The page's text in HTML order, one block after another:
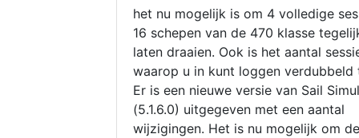
het nu mogelijk is om 4 volledige
16 schepen van de 470 klasse
laten draaien. Ook is het aantal
waarop u in kunt loggen verdubbeld
Er is een nieuwe versie van Sail
(5.1.6.0) uitgegeven met een aantal
wijzigingen. Het is nu mogelijk om de